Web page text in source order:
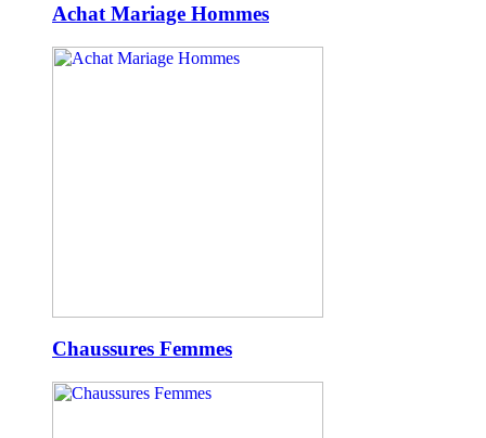
Achat Mariage Hommes
Chaussures Femmes